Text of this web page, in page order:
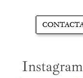
Instagram